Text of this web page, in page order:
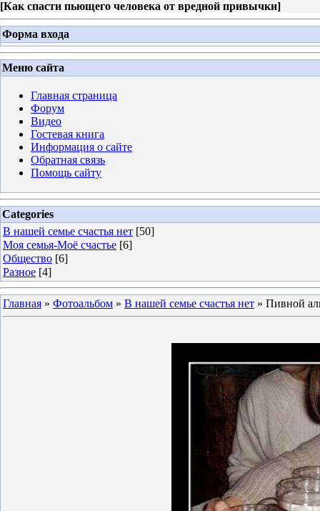
[Как спасти пьющего человека от вредной привычки]
Форма входа
Меню сайта
Главная страница
Форум
Видео
Гостевая книга
Информация о сайте
Обратная связь
Помощь сайту
Categories
В нашей семье счастья нет [50]
Моя семья-Моё счастье [6]
Общество [6]
Разное [4]
Главная » Фотоальбом » В нашей семье счастья нет » Пивной